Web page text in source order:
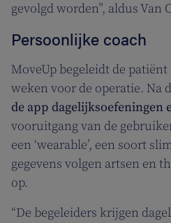
gevolgd worden”, aldus Van
Persoonlijke coach
MoveUp begeleidt de
weken voor de operatie. Na
de app dagelijksoefeningen
vooruitgang van de
een ‘wearable’, een soort
gegevens volgen artsen en
op.
“De begeleiders krijgen